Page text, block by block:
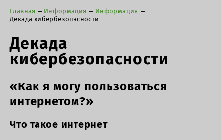
Главная Информация
Информация
Декада кибербезопасности
Декада
кибербезопасности
«Как я могу пользоваться
интернетом?»
Что такое интернет